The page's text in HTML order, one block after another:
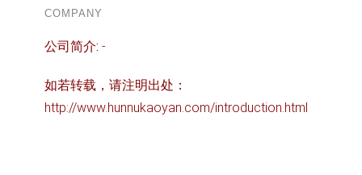
COMPANY
公司简介: -
如若转载，请注明出处：
http://www.hunnukaoyan.com/introduction.html